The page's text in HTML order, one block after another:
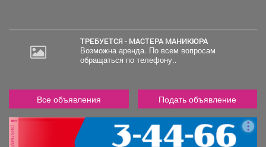
ТРЕБУЕТСЯ - МАСТЕРА МАНИКЮРА
Возможна аренда. По всем вопросам
обращаться по телефону..
Все объявления Подать объявление
реклама